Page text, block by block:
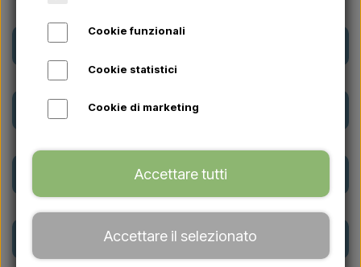
Excel
Lussero outdoor
NORDKAP Sined
Cookie funzionali
Cookie statistici
Cookie di marketing
Accettare tutti
Accettare il selezionato